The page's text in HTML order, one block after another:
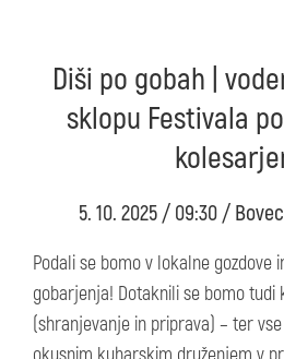
Diši po gobah |
sklopu Festivala
5. 10. 2025 / 09:30 /
Podali se bomo v lokalne gozdove
gobarjenja! Dotaknili se bomo
(shranjevanje in priprava) – ter